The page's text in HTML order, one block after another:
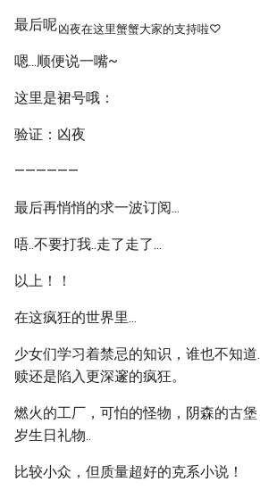
最后呢凶夜在这里蟹蟹大家的支持啦♡
嗯...顺便说一嘴~
这里是裙号哦：
验证：凶夜
——————
最后再悄悄的求一波订阅...
唔..不要打我..走了走了...
以上！！
在这疯狂的世界里...
少女们学习着禁忌的知识，谁也不知
赎还是陷入更深邃的疯狂。
燃火的工厂，可怕的怪物，阴森的古
岁生日礼物..
比较小众，但质量超好的克系小说！